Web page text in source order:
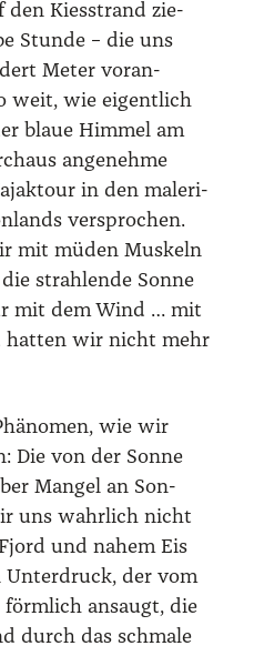
den Kies­strand zie­
Stun­de – die uns
Meter vor­an­
weit, wie eigent­lich
blaue Him­mel am
ange­neh­me
in den male­ri­
ver­spro­chen.
mit müden Mus­keln
strah­len­de Son­ne
mit dem Wind … mit
hat­ten wir nicht mehr
wie wir
Die von der Son­ne
Man­gel an Son­
uns wahr­lich nicht
und nahem Eis
Unter­druck, der vom
ansaugt, die
durch das schma­le